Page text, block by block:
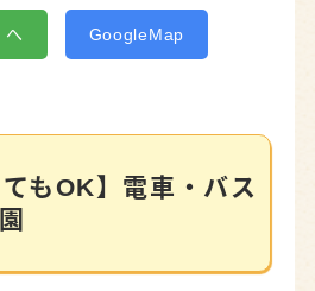
へ GoogleMap
てもOK】電車・バス